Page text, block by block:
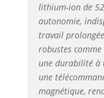
lithium-ion de
autonomie,
travail
robustes
une durabilité à
une
magnétique,